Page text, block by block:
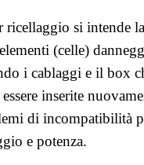
ricellaggio si intende la
(celle)
i cablaggi e il box
inserite
di incompatibilità
e potenza.